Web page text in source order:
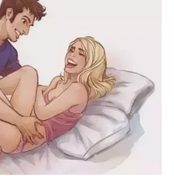
unutrašnjeg mira i kontakta sa
u kojem se emocije smiruju,
svijet postaje jasniji. Ovo nije
jeste duboko važan jer vas
pritiska.
pustite ono što vas opterećuje,
stabilniji period.